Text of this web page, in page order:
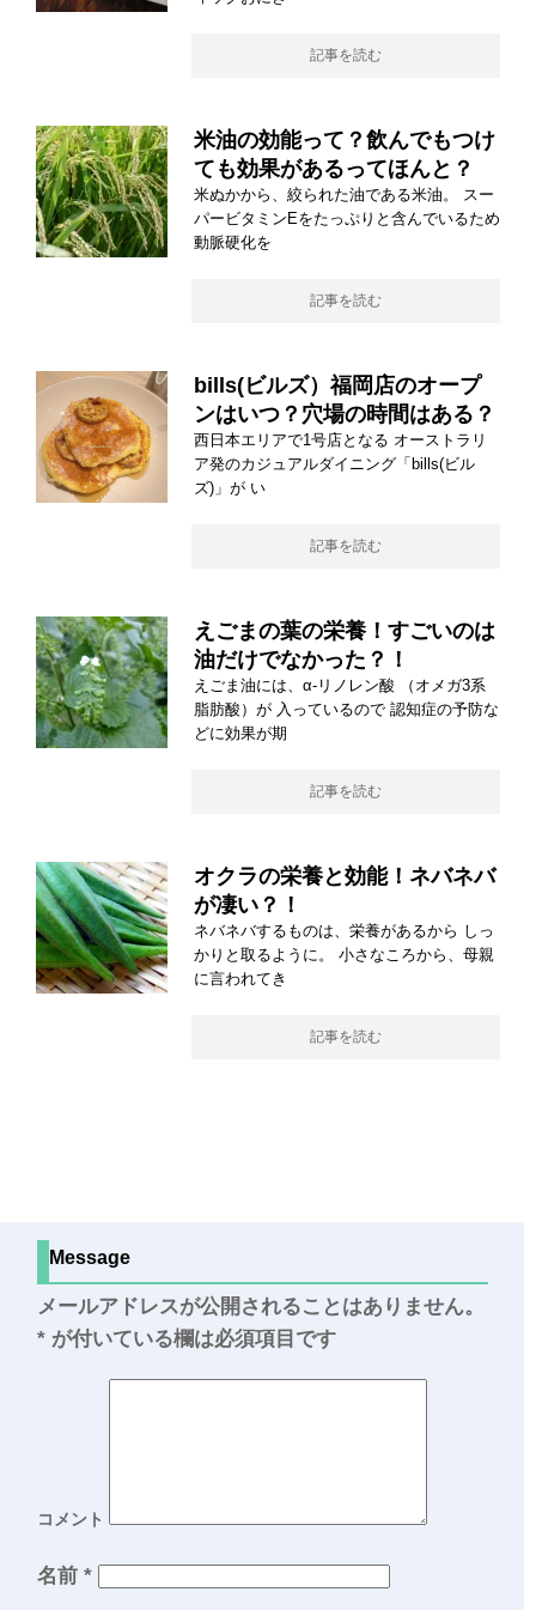
記事を読む
米油の効能って？飲んでもつけ
ても効果があるってほんと？
米ぬかから、絞られた油である米油。 スー
パービタミンEをたっぷりと含んでいるため
動脈硬化を
記事を読む
bills(ビルズ）福岡店のオープ
ンはいつ？穴場の時間はある？
西日本エリアで1号店となる オーストラリ
ア発のカジュアルダイニング「bills(ビル
ズ)」が い
記事を読む
えごまの葉の栄養！すごいのは
油だけでなかった？！
えごま油には、α-リノレン酸 （オメガ3系
脂肪酸）が 入っているので 認知症の予防な
どに効果が期
記事を読む
オクラの栄養と効能！ネバネバ
が凄い？！
ネバネバするものは、栄養があるから しっ
かりと取るように。 小さなころから、母親
に言われてき
記事を読む
Message
メールアドレスが公開されることはありません。
* が付いている欄は必須項目です
コメント
名前 *